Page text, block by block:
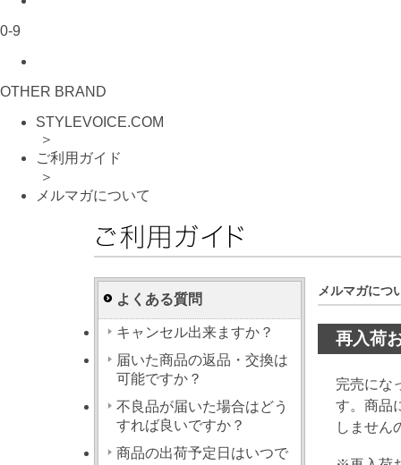
0-9
OTHER BRAND
STYLEVOICE.COM
＞
ご利用ガイド
＞
メルマガについて
ご利用ガイド メルマガにつ
再入荷
完売にな
す。商品
しません
よくある質問
キャンセル出来ますか？
届いた商品の返品・交換は
可能ですか？
不良品が届いた場合はどう
すれば良いですか？
商品の出荷予定日はいつで